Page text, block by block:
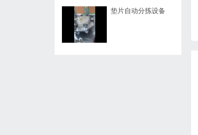
垫片自动分拣设备